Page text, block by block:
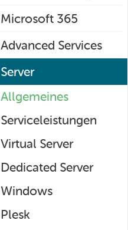
Microsoft 365
Advanced Services
Server
Allgemeines
Serviceleistungen
Virtual Server
Dedicated Server
Windows
Plesk